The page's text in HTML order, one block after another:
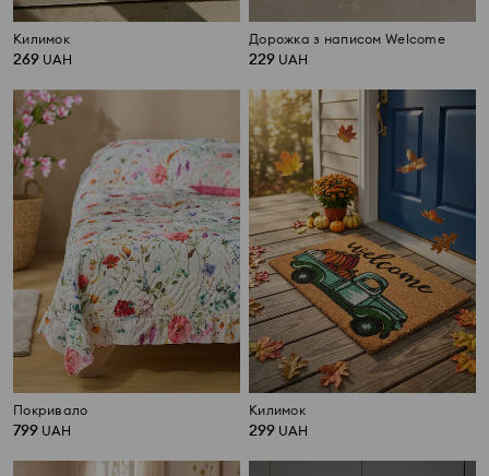
Килимок
269 UAH
Дорожка з написом Welcome
229 UAH
Покривало
799 UAH
Килимок
299 UAH